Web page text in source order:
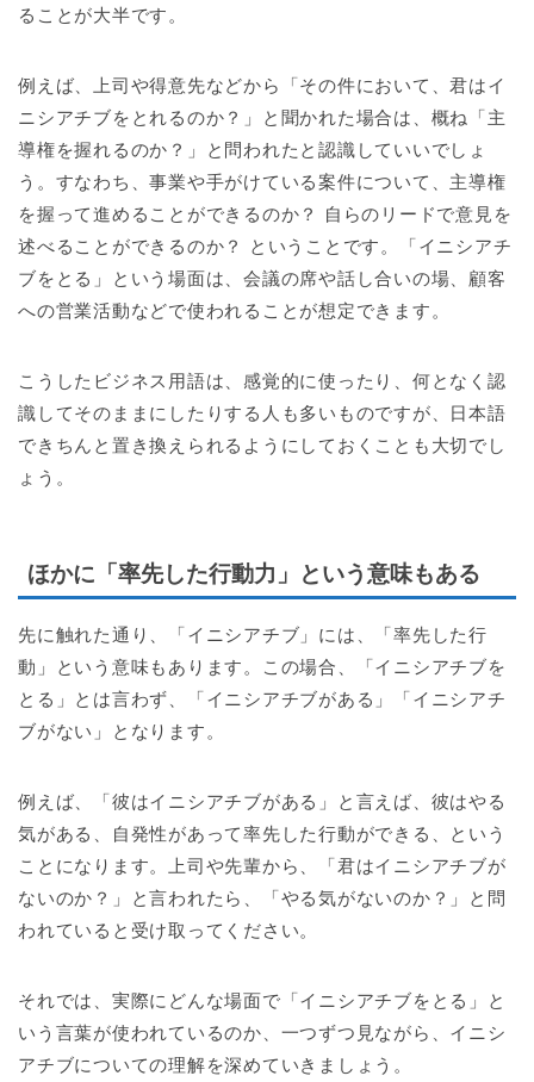
ることが大半です。
例えば、上司や得意先などから「その件において、君はイ
ニシアチブをとれるのか？」と聞かれた場合は、概ね「主
導権を握れるのか？」と問われたと認識していいでしょ
う。すなわち、事業や手がけている案件について、主導権
を握って進めることができるのか？ 自らのリードで意見を
述べることができるのか？ ということです。「イニシアチ
ブをとる」という場面は、会議の席や話し合いの場、顧客
への営業活動などで使われることが想定できます。
こうしたビジネス用語は、感覚的に使ったり、何となく認
識してそのままにしたりする人も多いものですが、日本語
できちんと置き換えられるようにしておくことも大切でし
ょう。
ほかに「率先した行動力」という意味もある
先に触れた通り、「イニシアチブ」には、「率先した行
動」という意味もあります。この場合、「イニシアチブを
とる」とは言わず、「イニシアチブがある」「イニシアチ
ブがない」となります。
例えば、「彼はイニシアチブがある」と言えば、彼はやる
気がある、自発性があって率先した行動ができる、という
ことになります。上司や先輩から、「君はイニシアチブが
ないのか？」と言われたら、「やる気がないのか？」と問
われていると受け取ってください。
それでは、実際にどんな場面で「イニシアチブをとる」と
いう言葉が使われているのか、一つずつ見ながら、イニシ
アチブについての理解を深めていきましょう。